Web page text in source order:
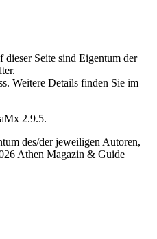
Seite sind Eigentum der
Weitere Details finden Sie im
2.9.5.
des/der jeweiligen Autoren,
Athen Magazin & Guide